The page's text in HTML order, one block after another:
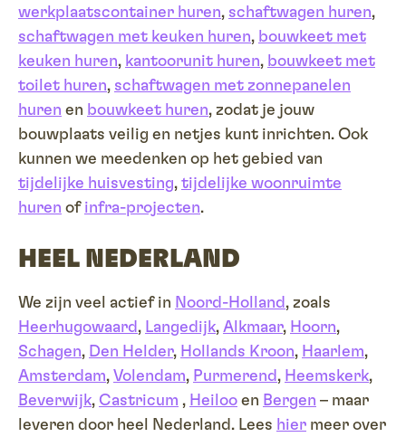
werkplaatscontainer huren, schaftwagen huren,
schaftwagen met keuken huren, bouwkeet met
keuken huren, kantoorunit huren, bouwkeet met
toilet huren, schaftwagen met zonnepanelen
huren en bouwkeet huren, zodat je jouw
bouwplaats veilig en netjes kunt inrichten. Ook
kunnen we meedenken op het gebied van
tijdelijke huisvesting,tijdelijke woonruimte
huren ofinfra-projecten.
HEEL NEDERLAND
We zijn veel actief in Noord-Holland, zoals
Heerhugowaard, Langedijk,Alkmaar, Hoorn,
Schagen, Den Helder, Hollands Kroon, Haarlem,
Amsterdam,Volendam, Purmerend, Heemskerk,
Beverwijk,Castricum , Heilooen Bergen – maar
leveren door heel Nederland. Lees hier meer over